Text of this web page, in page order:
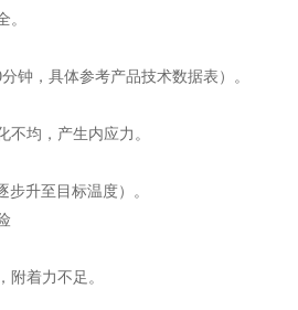
。
钟，具体参考产品技术数据表）。
不均，产生内应力。
升至目标温度）。
附着力不足。